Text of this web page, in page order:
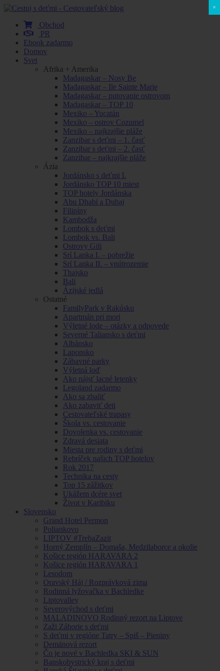
Obchod
PR
Ebook zadarmo
Domov
Svet
Afrika + Amerika
Madagaskar – Nosy Be
Madagaskar – Ile Sainte Marie
Madagaskar – putovanie ostrovom
Madagaskar – TOP 10
Mexiko – Yucatán
Mexiko – ostrov Cozumel
Mexiko – najkrajšie pláže
Zanzibar s deťmi – 1. časť
Zanzibar s deťmi – 2. časť
Zanzibar – najkrajšie pláže
Ázia
Jordánsko s deťmi I.
Jordánsko TOP 10 miest
TOP hotely Jordánska
Abu Dhabi a Dubaj
Filipíny
Kambodža
Lombok s deťmi
Lombok vs. Bali
Ostrovy Gili
Srí Lanka I. – pobrežie
Srí Lanka II. – vnútrozemie
Thajsko
Bali
Ázijské jedlá
Ostatné
FamilyPark v Rakúsku
Apartmán pri mori
Výletné lode – otázky a odpovede
Severné Taliansko s deťmi
Albánsko
Laponsko
Zábavné parky
Výletná loď
Ako nájsť lacné letenky
Legoland zadarmo
Ako sa zbaliť
Ako zabaviť deti
Cestovateľské trapasy
Škola vs. cestovanie
Dovolenka vs. cestovanie
Zdravá desiata
Miesta pre rodiny s deťmi
Rebríček našich TOP hotelov
Rok 2017
Technika na cesty
Top 15 zážitkov
Ukážem dcére svet
Život v Karibiku
Slovensko
Grand Hotel Permon
Poliankovo
LIPTOV #TrebaZazit
Horný Zemplín – Domaša, Medzilaborce a okolie
Košice región HARAVARA 2
Košice región HARAVARA 1
Lesodom
Oravský Háj / Rozprávková zima
Rodinná lyžovačka v Bachledke
Liptovalley
Severovýchod s deťmi
MALADINOVO Rodinný rezort na Liptove
Zaži Záhorie s deťmi
S deťmi v regióne Tatry – Spiš – Pieniny
Demänová rezort
Čo je nové v Bachledka SKI & SUN
Banskobystrický kraj s deťmi
×